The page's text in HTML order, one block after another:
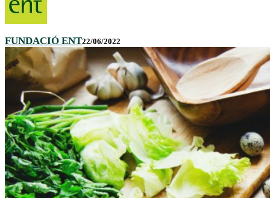
FUNDACIÓ ENT22/06/2022